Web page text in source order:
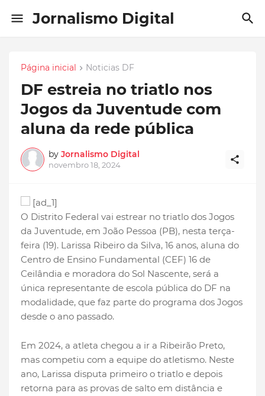
Jornalismo Digital
Página inicial Noticias DF
DF estreia no triatlo nos
Jogos da Juventude com
aluna da rede pública
by Jornalismo Digital
novembro 18, 2024
[ad_1]
O Distrito Federal vai estrear no triatlo dos Jogos
da Juventude, em João Pessoa (PB), nesta terça-
feira (19). Larissa Ribeiro da Silva, 16 anos, aluna do
Centro de Ensino Fundamental (CEF) 16 de
Ceilândia e moradora do Sol Nascente, será a
única representante de escola pública do DF na
modalidade, que faz parte do programa dos Jogos
desde o ano passado.
Em 2024, a atleta chegou a ir a Ribeirão Preto,
mas competiu com a equipe do atletismo. Neste
ano, Larissa disputa primeiro o triatlo e depois
retorna para as provas de salto em distância e